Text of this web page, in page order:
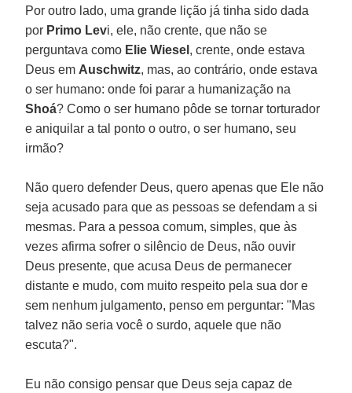
Por outro lado, uma grande lição já tinha sido dada
por Primo Levi, ele, não crente, que não se
perguntava como Elie Wiesel , crente, onde estava
Deus em Auschwitz, mas, ao contrário, onde estava
o ser humano: onde foi parar a humanização na
Shoá? Como o ser humano pôde se tornar torturador
e aniquilar a tal ponto o outro, o ser humano, seu
irmão?
Não quero defender Deus, quero apenas que Ele não
seja acusado para que as pessoas se defendam a si
mesmas. Para a pessoa comum, simples, que às
vezes afirma sofrer o silêncio de Deus, não ouvir
Deus presente, que acusa Deus de permanecer
distante e mudo, com muito respeito pela sua dor e
sem nenhum julgamento, penso em perguntar: "Mas
talvez não seria você o surdo, aquele que não
escuta?".
Eu não consigo pensar que Deus seja capaz de